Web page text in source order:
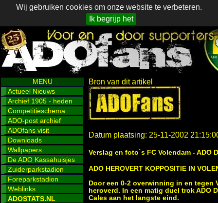
Wij gebruiken cookies om onze website te verbeteren.
Ik begrijp het
MENU
Actueel Nieuws
Archief 1905 - heden
Competitieschema
ADO-post archief
ADOfans visit
Downloads
Wallpapers
De ADO Kassahuisjes
Zuiderparkstadion
Foreparkstadion
Weblinks
ADOSTATS.NL
Bron van dit artikel
Datum plaatsing: 25-11-2002
Verslag en foto`s FC Volendam - ADO
ADO HEROVERT KOPPOSITIE IN
Door een 0-2 overwinning in en tegen
heroverd. In een matig duel trok ADO
Cales aan het langste eind.